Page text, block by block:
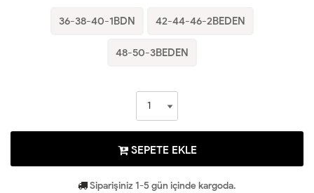
36-38-40-1BDN 42-44-46-2BEDEN
48-50-3BEDEN
SEPETE EKLE
Siparişiniz 1-5 gün içinde kargoda.